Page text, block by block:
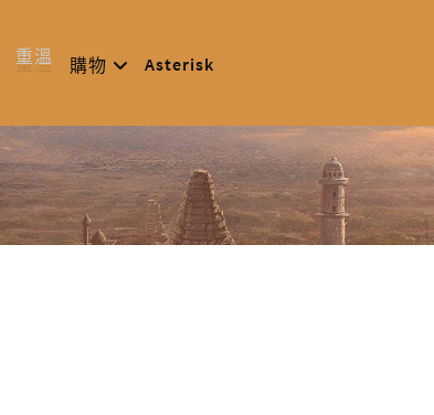
重溫 購物 Asterisk